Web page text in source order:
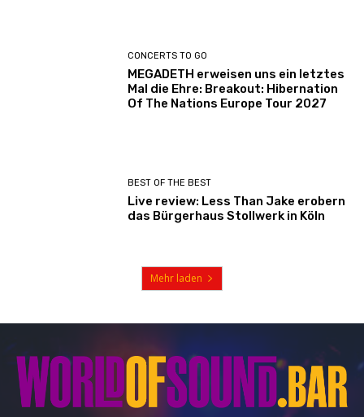
CONCERTS TO GO
MEGADETH erweisen uns ein letztes
Mal die Ehre: Breakout: Hibernation
Of The Nations Europe Tour 2027
BEST OF THE BEST
Live review: Less Than Jake erobern
das Bürgerhaus Stollwerk in Köln
Mehr laden